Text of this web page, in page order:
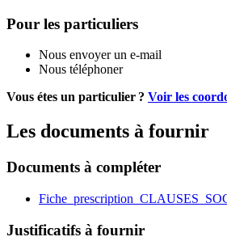
Pour les particuliers
Nous envoyer un e-mail
Nous téléphoner
Vous étes un particulier ? Voir les
Les documents à fournir
Documents à compléter
Justificatifs à fournir